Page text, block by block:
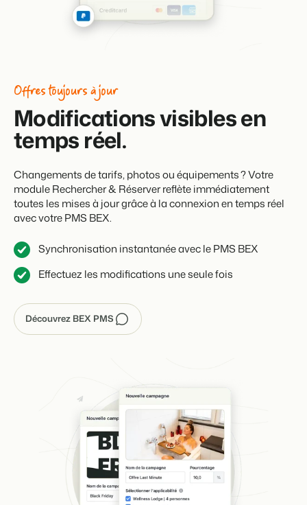
Offres toujours à jour
Modifications visibles en
temps réel.
Changements de tarifs, photos ou équipements ? Votre
module Rechercher & Réserver reflète immédiatement
toutes les mises à jour grâce à la connexion en temps réel
avec votre PMS BEX.
Synchronisation instantanée avec le PMS BEX
Effectuez les modifications une seule fois
Découvrez BEX PMS